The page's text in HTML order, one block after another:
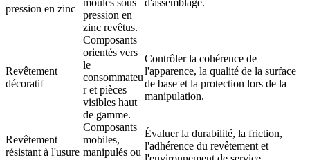
pression en zinc
moulés sous
pression en
zinc revêtus.
d'assemblage.
Revêtement
décoratif
Composants
orientés vers
le
consommateu
r et pièces
visibles haut
de gamme.
Contrôler la cohérence de
l'apparence, la qualité de la surface
de base et la protection lors de la
manipulation.
Revêtement
résistant à l'usure
Composants
mobiles,
manipulés ou
Évaluer la durabilité, la friction,
l'adhérence du revêtement et